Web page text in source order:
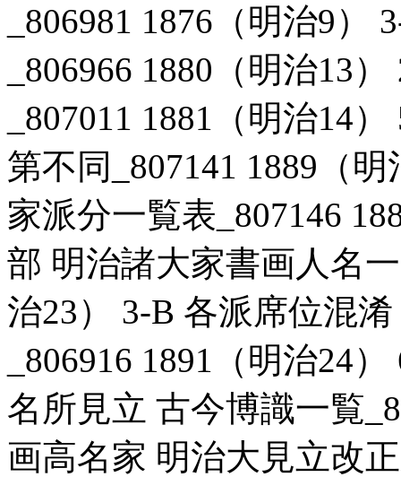
_806981 1876（明治9
_806966 1880（明治13
_807011 1881（明治14
第不同_807141 1889（
家派分一覧表_807146
部 明治諸大家書画人名
治23） 3-B 各派席位混
_806916 1891（明治24
名所見立 古今博識一覧
画高名家 明治大見立改